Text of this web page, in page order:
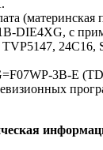
(материнская
DIE4XG, с
24C16,
3B-E